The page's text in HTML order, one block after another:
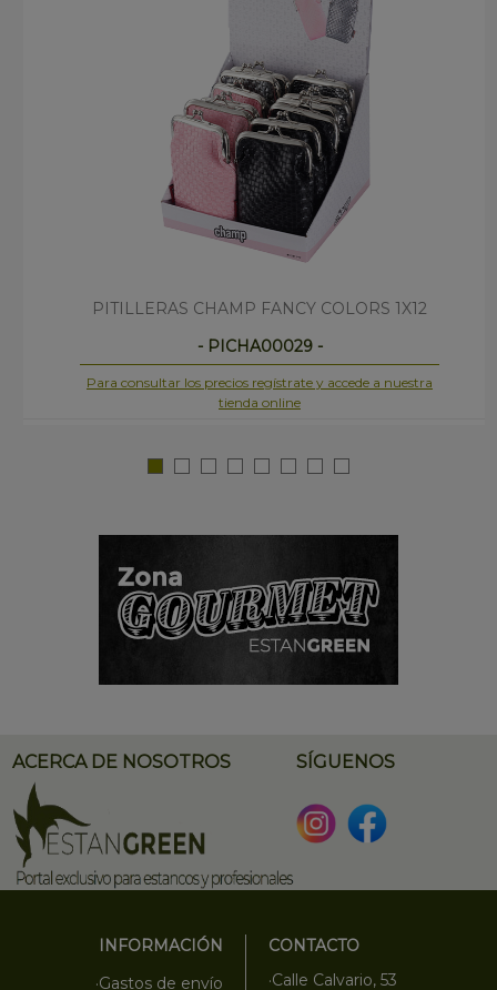
PITILLERAS CHAMP FANCY COLORS 1X12
- PICHA00029 -
Para consultar los precios regístrate y accede a nuestra
tienda online
ACERCA DE NOSOTROS SÍGUENOS
INFORMACIÓN
·Gastos de envío
CONTACTO
·Calle Calvario, 53